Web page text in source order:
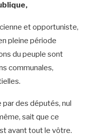
et opportuniste,
pleine période
du peuple sont
communales,
des députés, nul
sait que ce
avant tout le vôtre.